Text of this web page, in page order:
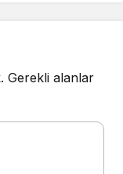
Gerekli alanlar